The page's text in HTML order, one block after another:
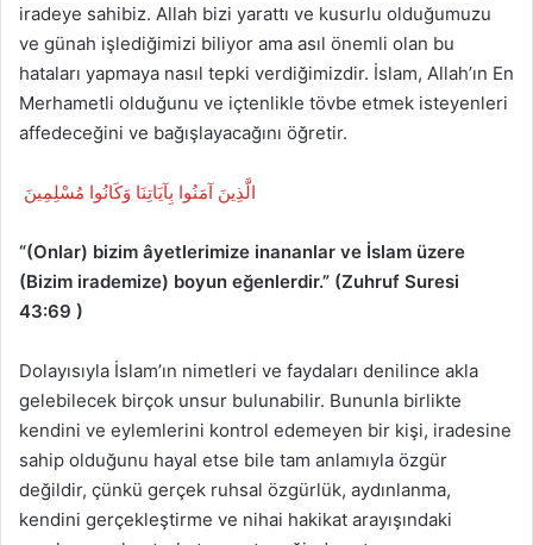
iradeye sahibiz. Allah bizi yarattı ve kusurlu olduğumuzu
ve günah işlediğimizi biliyor ama asıl önemli olan bu
hataları yapmaya nasıl tepki verdiğimizdir. İslam, Allah’ın En
Merhametli olduğunu ve içtenlikle tövbe etmek isteyenleri
affedeceğini ve bağışlayacağını öğretir.
الَّذِينَ آمَنُوا بِآيَاتِنَا وَكَانُوا مُسْلِمِينَ
“(Onlar) bizim âyetlerimize inananlar ve İslam üzere
(Bizim irademize) boyun eğenlerdir.” (Zuhruf Suresi
43:69 )
Dolayısıyla İslam’ın nimetleri ve faydaları denilince akla
gelebilecek birçok unsur bulunabilir. Bununla birlikte
kendini ve eylemlerini kontrol edemeyen bir kişi, iradesine
sahip olduğunu hayal etse bile tam anlamıyla özgür
değildir, çünkü gerçek ruhsal özgürlük, aydınlanma,
kendini gerçekleştirme ve nihai hakikat arayışındaki